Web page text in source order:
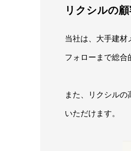
リクシルの
当社は、大手建
フォローまで総合
また、リクシル
いただけます。